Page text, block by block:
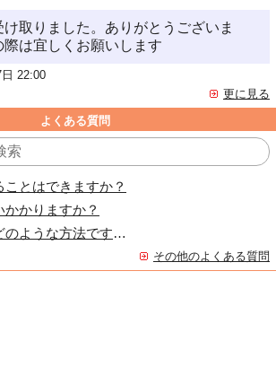
取りました。ありがとうございま
は宜しくお願いします
22:00
更に見る
よくある質問
とはできますか？
かりますか？
代金の支払いはどのような方法ですか？
その他のよくある質問